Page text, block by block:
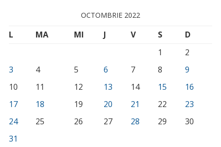
OCTOMBRIE 2022
L MA MI J V S
D
1
2
3
4 5 6 7 8
9
10
11 12 13 14 15
16
17
18 19 20 21 22
23
24
25 26 27 28 29
30
31